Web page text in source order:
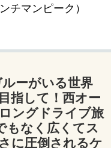
チマンピーク）
ーがいる世界
指して！西オー
ングドライブ旅
もなく広くてス
に圧倒されるケ